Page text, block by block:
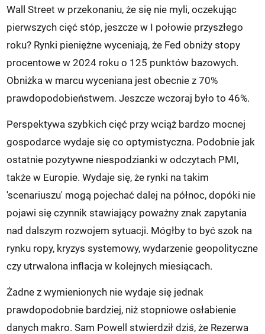
Wall Street w przekonaniu, że się nie myli, oczekując
pierwszych cięć stóp, jeszcze w I połowie przyszłego
roku? Rynki pieniężne wyceniają, że Fed obniży stopy
procentowe w 2024 roku o 125 punktów bazowych.
Obniżka w marcu wyceniana jest obecnie z 70%
prawdopodobieństwem. Jeszcze wczoraj było to 46%.
Perspektywa szybkich cięć przy wciąż bardzo mocnej
gospodarce wydaje się co optymistyczna. Podobnie jak
ostatnie pozytywne niespodzianki w odczytach PMI,
także w Europie. Wydaje się, że rynki na takim
'scenariuszu' mogą pojechać dalej na północ, dopóki nie
pojawi się czynnik stawiający poważny znak zapytania
nad dalszym rozwojem sytuacji. Mógłby to być szok na
rynku ropy, kryzys systemowy, wydarzenie geopolityczne
czy utrwalona inflacja w kolejnych miesiącach.
Żadne z wymienionych nie wydaje się jednak
prawdopodobnie bardziej, niż stopniowe osłabienie
danych makro. Sam Powell stwierdził dziś, że Rezerwa